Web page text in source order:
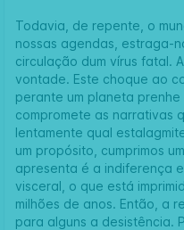
Todavia, de repente, o
nossas agendas, estraga-
circulação dum vírus fatal.
vontade. Este choque ao
perante um planeta
compromete as narrativas
lentamente qual
um propósito, cumprimos
apresenta é a indiferença
visceral, o que está
milhões de anos. Então, a
para alguns a desistência.